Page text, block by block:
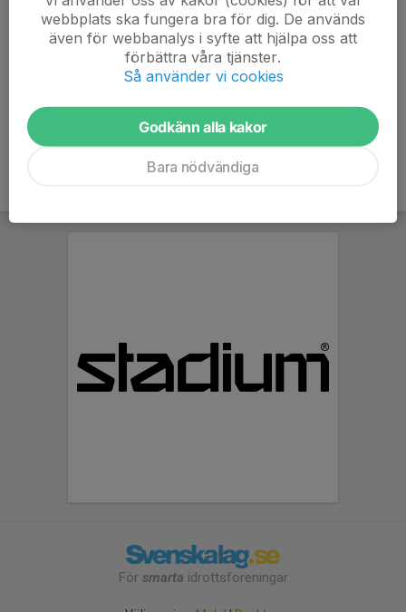
Endast kallade kan anmäla sig till aktiviteten. 112 personer är
För smarta idrottsföreningar
webbplats ska fungera bra för dig. De används
även för webbanalys i syfte att hjälpa oss att
förbättra våra tjänster.
Så använder vi cookies
Godkänn alla kakor
Bara nödvändiga